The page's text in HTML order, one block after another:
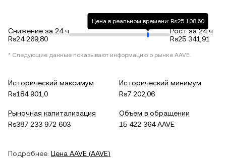
Снижение за 24 ч
Rs24 269,80
Цена в реальном времени: Rs25 108,60
Рост за 24 ч
Rs25 341,91
* Следующие данные показывают информацию о рынке AAVE.
Исторический максимум
Rs184 901,0
Исторический минимум
Rs7 202,06
Рыночная капитализация
Rs387 233 972 603
Объем в обращении
15 422 364 AAVE
Подробнее: Цена AAVE (AAVE)